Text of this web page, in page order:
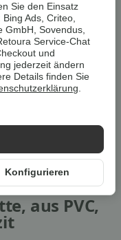
versenden wir Ihre
.
aus PVC,
Konfigurieren
Sie den Einsatz
Ads, Criteo,
GmbH, Sovendus,
Service-Chat
und
jederzeit ändern
Details finden Sie
.